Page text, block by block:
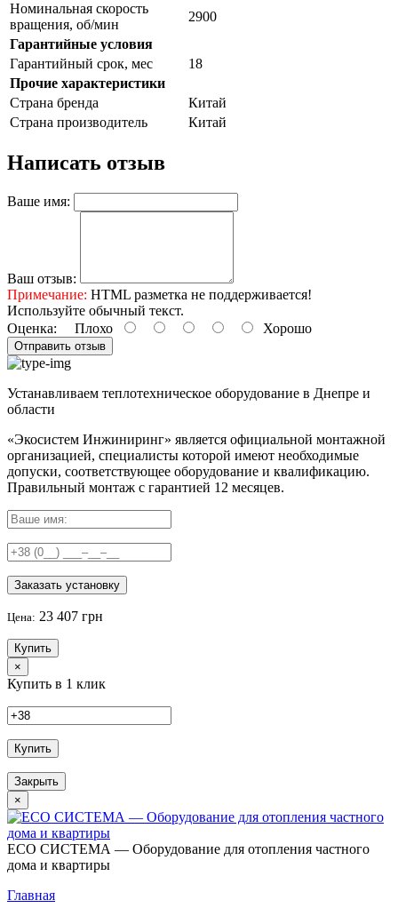
Номинальная скорость
вращения, об/мин
2900
Гарантийные условия
Гарантийный срок, мес
18
Прочие характеристики
Страна бренда
Китай
Страна производитель
Китай
Написать отзыв
Ваше имя:
Ваш отзыв:
Примечание: HTML разметка не поддерживается!
Используйте обычный текст.
Оценка: Плохо Хорошо
Отправить отзыв
Устанавливаем теплотехническое оборудование в Днепре и
области
«Экосистем Инжиниринг» является официальной монтажной
организацией, специалисты которой имеют необходимые
допуски, соответствующее оборудование и квалификацию.
Правильный монтаж с гарантией 12 месяцев.
Заказать установку
Цена: 23 407 грн
Купить
×
Купить в 1 клик
Купить
Закрыть
×
ECO СИСТЕМА — Оборудование для отопления частного
дома и квартиры
Главная